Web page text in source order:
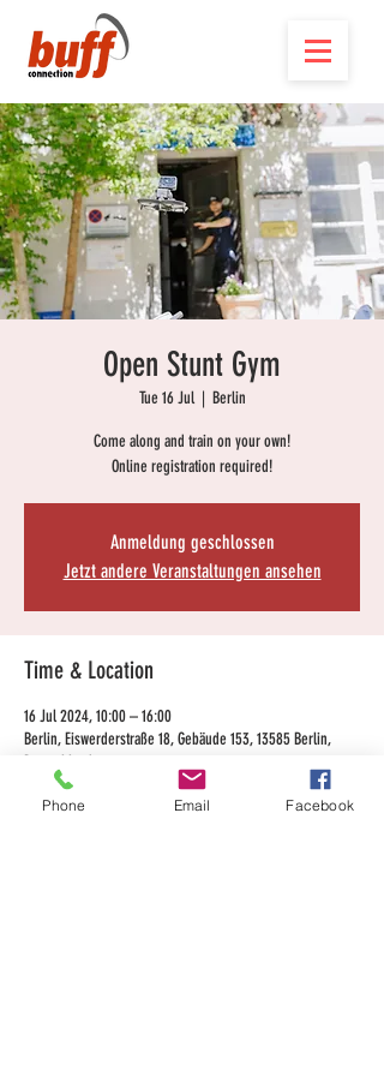
Open Stunt Gym
Tue 16 Jul
  |
Berlin
Come along and train on your own!
Online registration required!
Anmeldung geschlossen
Jetzt andere Veranstaltungen ansehen
Time & Location
16 Jul 2024, 10:00 – 16:00
Berlin, Eiswerderstraße 18, Gebäude 153, 13585 Berlin,
Deutschland
Phone Email Facebook